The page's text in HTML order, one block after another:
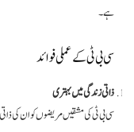
ہے۔
سی بی ٹی کے عملی فوائد
ذاتی زندگی میں بہتری
سی بی ٹی کی مشقیں مریضوں کو ان کی